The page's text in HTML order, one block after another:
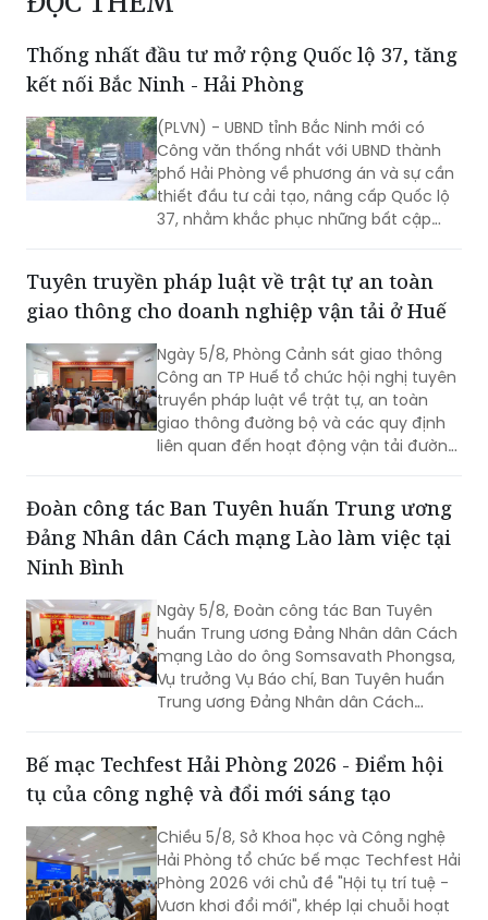
(PLVN) - UBND tỉnh Bắc Ninh mới có
Công văn thống nhất với UBND thành
phố Hải Phòng về phương án và sự cần
thiết đầu tư cải tạo, nâng cấp Quốc lộ
37, nhằm khắc phục những bất cập
giao thông trên tuyến, bảo đảm khai
thác đồng bộ và tăng cường kết nối
giữa hai địa phương.
Tuyên truyền pháp luật về trật tự an toàn
Ngày 5/8, Phòng Cảnh sát giao thông
Công an TP Huế tổ chức hội nghị tuyên
truyền pháp luật về trật tự, an toàn
giao thông đường bộ và các quy định
liên quan đến hoạt động vận tải đường
bộ.
Đoàn công tác Ban Tuyên huấn Trung ương
Ninh Bình
Ngày 5/8, Đoàn công tác Ban Tuyên
mạng Lào do ông Somsavath Phongsa,
Vụ trưởng Vụ Báo chí, Ban Tuyên huấn
Trung ương Đảng Nhân dân Cách
mạng Lào làm Trưởng đoàn, đã thăm
và làm việc với Ban Tuyên giáo và Dân
vận Tỉnh ủy Ninh Bình.
Bế mạc Techfest Hải Phòng 2026 - Điểm hội
Chiều 5/8, Sở Khoa học và Công nghệ
Hải Phòng tổ chức bế mạc Techfest Hải
Phòng 2026 với chủ đề "Hội tụ trí tuệ -
Vươn khơi đổi mới", khép lại chuỗi hoạt
động khoa học, công nghệ và đổi mới
sáng tạo diễn ra trong hai ngày 4 - 5/8.